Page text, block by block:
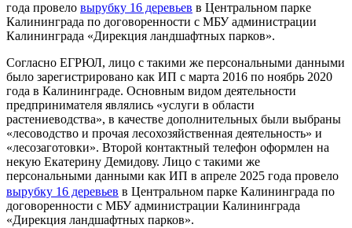
года провело вырубку 16 деревьев в Центральном парке
Калининграда по договоренности с МБУ администрации
Калининграда «Дирекция ландшафтных парков».
Согласно ЕГРЮЛ, лицо с такими же персональными данными
было зарегистрировано как ИП с марта 2016 по ноябрь 2020
года в Калининграде. Основным видом деятельности
предпринимателя являлись «услуги в области
растениеводства», в качестве дополнительных были выбраны
«лесоводство и прочая лесохозяйственная деятельность» и
«лесозаготовки». Второй контактный телефон оформлен на
некую Екатерину Демидову. Лицо с такими же
персональными данными как ИП в апреле 2025 года провело
вырубку 16 деревьев в Центральном парке Калининграда по
договоренности с МБУ администрации Калининграда
«Дирекция ландшафтных парков».